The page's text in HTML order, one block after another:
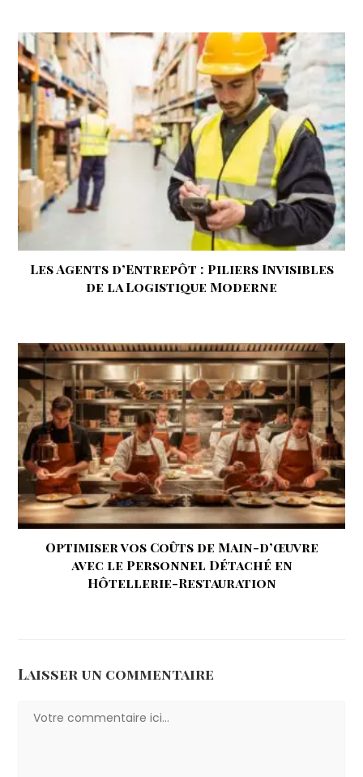
Les Agents d’Entrepôt : Piliers Invisibles
de la Logistique Moderne
Optimiser vos Coûts de Main-d’œuvre
avec le Personnel Détaché en
Hôtellerie-Restauration
Laisser un commentaire